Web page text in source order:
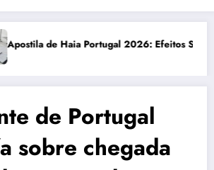
Surpreendentes e OportunidadesCusto de vida
de Portugal
sobre chegada